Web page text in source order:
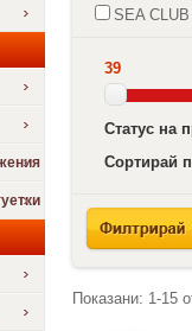
SEA CLUB
39
Статус на
Сортирай
Показани: 1-15